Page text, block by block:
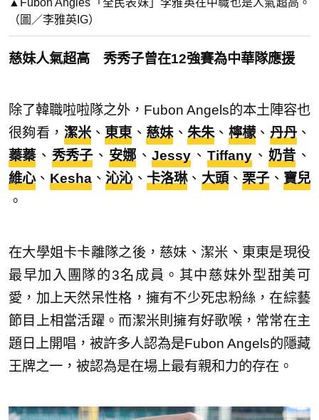
▲Fubon Angles「全民表妹」李雅英在中職也是人氣超高。
（圖／李雅英IG）
慈妹人氣超高 秀秀子曾在12強賽為中華隊應援
除了韓職啦啦隊之外，Fubon Angels的本土陣容也
很夠看， 潔米、東東、 慈妹、朱朱、 檸檬、 丹丹、
蓁蓁、 秀秀子、 安娜、Jessy 、Tiffany 、奶昔 、
維心、 Kesha、沁沁、 卡洛琳、 大頭、栗子、 寶兒
。
在大學姐卡卡離隊之後，慈妹、潔米、東東是現役
最早加入團隊的3名成員。其中慈妹外型甜美可
愛，加上天然呆性格，擁有不少死忠粉絲，在綜藝
節目上相當活躍。而潔米則擁有好歌喉，常常在主
題日上開唱，被許多人認為是Fubon Angels的隱藏
王牌之一，被認為是在場上最有親和力的存在。